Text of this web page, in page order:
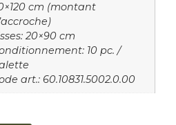
cm (montant
20×90 cm
10 pc. /
art.: 60.10831.5002.0.00